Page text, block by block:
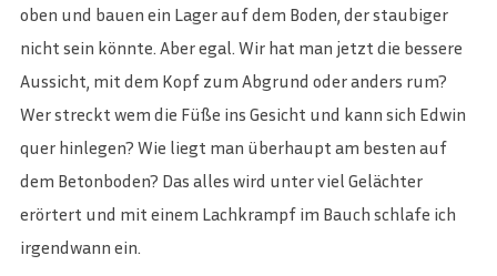
oben und bauen ein Lager auf dem Boden, der staubiger
nicht sein könnte. Aber egal. Wir hat man jetzt die bessere
Aussicht, mit dem Kopf zum Abgrund oder anders rum?
Wer streckt wem die Füße ins Gesicht und kann sich Edwin
quer hinlegen? Wie liegt man überhaupt am besten auf
dem Betonboden? Das alles wird unter viel Gelächter
erörtert und mit einem Lachkrampf im Bauch schlafe ich
irgendwann ein.